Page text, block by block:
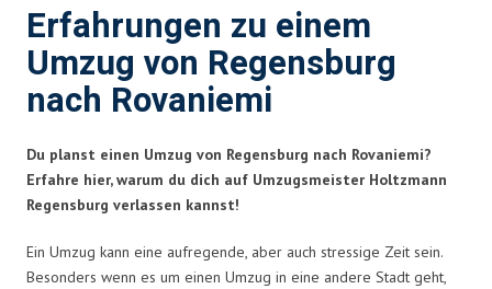
Erfahrungen zu einem
Umzug von Regensburg
nach Rovaniemi
Du planst einen Umzug von Regensburg nach Rovaniemi?
Erfahre hier, warum du dich auf Umzugsmeister Holtzmann
Regensburg verlassen kannst!
Ein Umzug kann eine aufregende, aber auch stressige Zeit sein.
Besonders wenn es um einen Umzug in eine andere Stadt geht,